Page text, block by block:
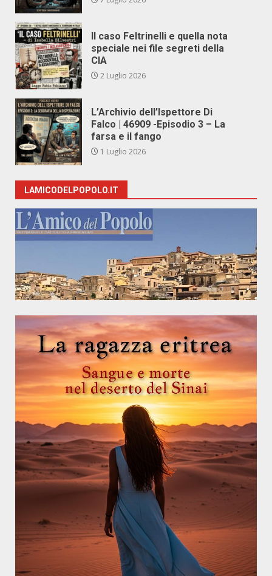
Il caso Feltrinelli e quella nota
speciale nei file segreti della
CIA
2 Luglio 2026
L’Archivio dell’Ispettore Di
Falco | 46909 -Episodio 3 – La
farsa e il fango
1 Luglio 2026
LAMICODELPOPOLO.IT